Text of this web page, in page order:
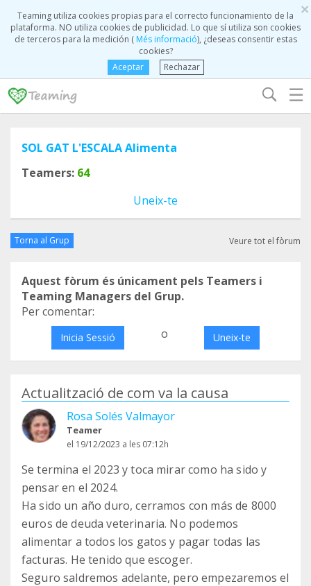
×
Teaming utiliza cookies propias para el correcto funcionamiento de la
plataforma. NO utiliza cookies de publicidad. Lo que sí utiliza son cookies
de terceros para la medición (Més informació), ¿deseas consentir estas
cookies?
Aceptar
Rechazar
☰
SOL GAT L'ESCALA Alimenta
Teamers: 64
Uneix-te
Torna al Grup Veure tot el fòrum
Aquest fòrum és únicament pels Teamers i
Teaming Managers del Grup.
Per comentar:
Inicia Sessió o Uneix-te
Actualització de com va la causa
Rosa Solés Valmayor
Teamer
el 19/12/2023 a les 07:12h
Se termina el 2023 y toca mirar como ha sido y
pensar en el 2024.
Ha sido un año duro, cerramos con más de 8000
euros de deuda veterinaria. No podemos
alimentar a todos los gatos y pagar todas las
facturas. He tenido que escoger.
Seguro saldremos adelante, pero empezaremos el